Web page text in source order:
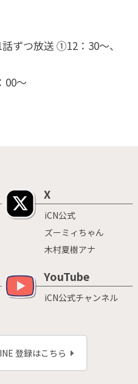
ずつ放送 ①12：30～、
00～
X
iCN公式
ズーミィちゃん
木村夏樹アナ
YouTube
iCN公式チャンネル
登録はこちら